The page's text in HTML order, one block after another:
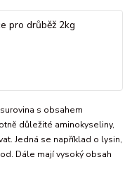
s obsahem
důležité aminokyseliny,
Jedná se například o lysin,
Dále mají vysoký obsah